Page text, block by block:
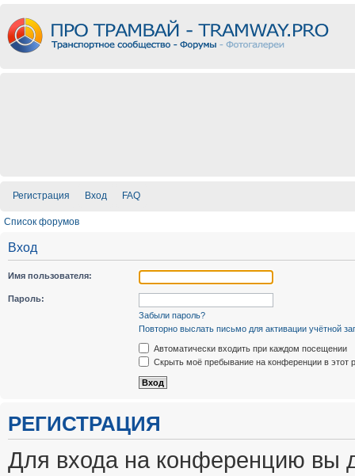
Регистрация Вход FAQ
Список форумов
Вход
Имя пользователя:
Пароль:
Забыли пароль?
Повторно выслать письмо для активации учётной
Автоматически входить при каждом посещении
Скрыть моё пребывание на конференции в этот
РЕГИСТРАЦИЯ
Для входа на конференцию вы